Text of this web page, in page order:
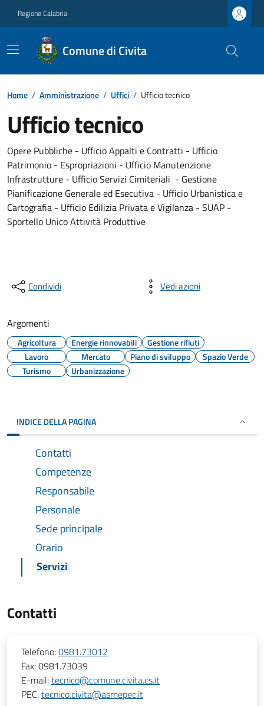
Regione Calabria
Comune di Civita
Home / Amministrazione / Uffici / Ufficio tecnico
Ufficio tecnico
Opere Pubbliche - Ufficio Appalti e Contratti - Ufficio
Patrimonio - Espropriazioni - Ufficio Manutenzione
Infrastrutture - Ufficio Servizi Cimiteriali - Gestione
Pianificazione Generale ed Esecutiva - Ufficio Urbanistica e
Cartografia - Ufficio Edilizia Privata e Vigilanza - SUAP -
Sportello Unico Attività Produttive
Condividi Vedi azioni
Argomenti
Agricoltura Energie rinnovabili
Gestione rifiuti
Lavoro
Mercato Piano di sviluppo
Spazio Verde
Turismo
Urbanizzazione
INDICE DELLA PAGINA
Contatti
Competenze
Responsabile
Personale
Sede principale
Orario
Servizi
Contatti
Telefono:0981.73012
Fax:0981.73039
E-mail:tecnico@comune.civita.cs.it
PEC:tecnico.civita@asmepec.it